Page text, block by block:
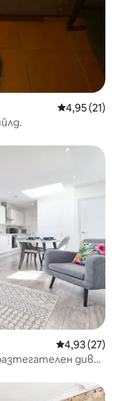
Средна
4,95 (21)
Средна
4,93 (27)
диван